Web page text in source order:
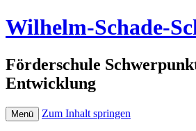
Wilhelm-Schade-
Förderschule
Entwicklung
Menü Zum Inhalt springen